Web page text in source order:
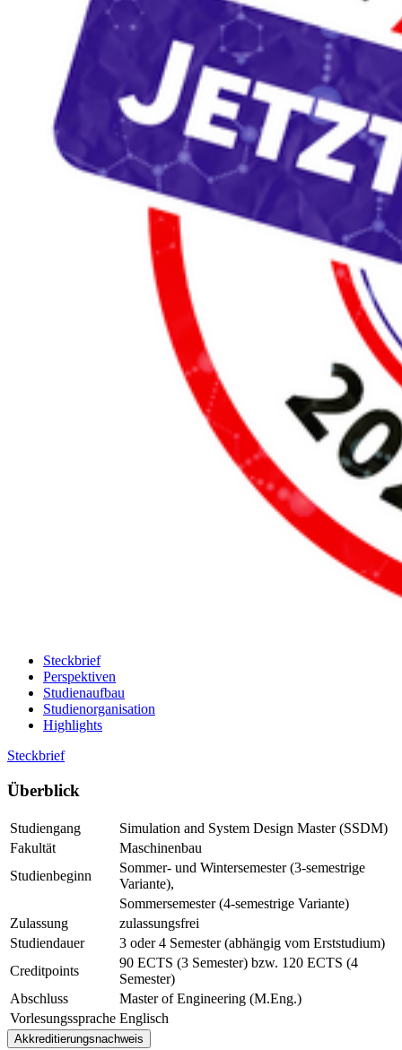
Steckbrief
Perspektiven
Studienaufbau
Studienorganisation
Highlights
Steckbrief
Über­blick
Studiengang
Simulation and System Design Master (SSDM)
Fakultät
Maschinenbau
Studienbeginn
Sommer- und Wintersemester (3-semestrige
Variante),
Sommersemester (4-semestrige Variante)
Zulassung
zulassungsfrei
Studiendauer
3 oder 4 Semester (abhängig vom Erststudium)
Creditpoints
90 ECTS (3 Semester) bzw. 120 ECTS (4
Semester)
Abschluss
Master of Engineering (M.Eng.)
Vorlesungssprache Englisch
Akkreditierungsnachweis